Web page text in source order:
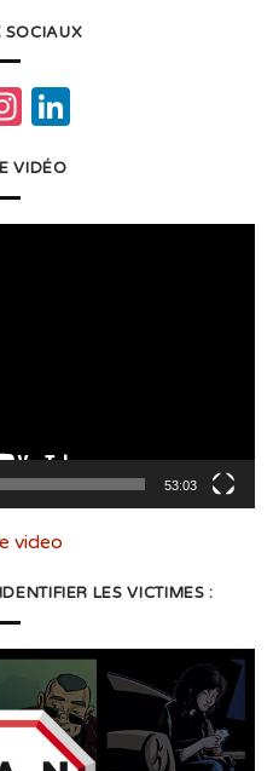
SOCIAUX
Instagram
VIDÉO
53:03
video
LES VICTIMES :